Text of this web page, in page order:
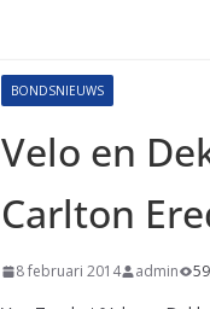
BONDSNIEUWS
Velo en
Carlton
8 februari 2014 admin